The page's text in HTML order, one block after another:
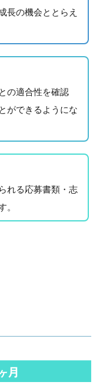
長の機会ととらえ
の適合性を確認
ができるようにな
れる応募書類・志
。